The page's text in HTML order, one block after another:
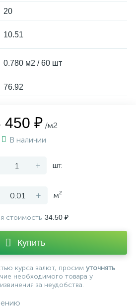
20
10.51
0.780 м2 / 60 шт
76.92
450 ₽ /м2
В наличии
+ шт.
+ м²
стоимость 34.50 ₽
Купить
курса валют, просим уточнять
необходимого товара у
за неудобства.